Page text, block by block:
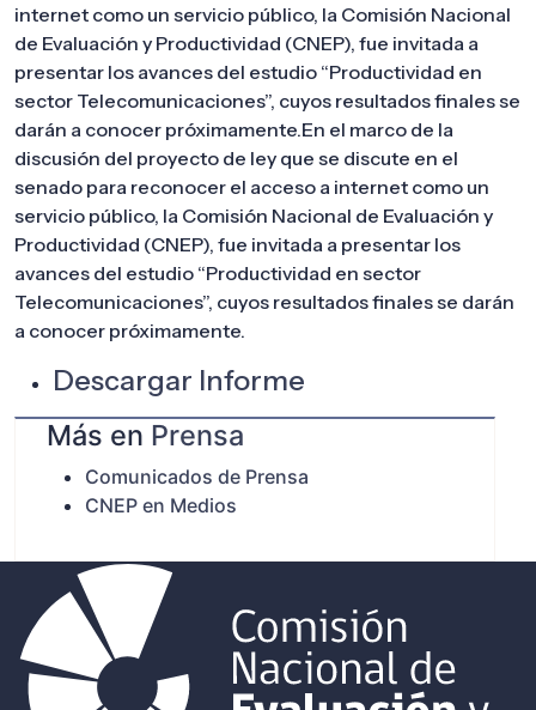
internet como un servicio público, la Comisión Nacional
de Evaluación y Productividad (CNEP), fue invitada a
presentar los avances del estudio “Productividad en
sector Telecomunicaciones”, cuyos resultados finales se
darán a conocer próximamente.En el marco de la
discusión del proyecto de ley que se discute en el
senado para reconocer el acceso a internet como un
servicio público, la Comisión Nacional de Evaluación y
Productividad (CNEP), fue invitada a presentar los
avances del estudio “Productividad en sector
Telecomunicaciones”, cuyos resultados finales se darán
a conocer próximamente.
Descargar Informe
Más en Prensa
Comunicados de Prensa
CNEP en Medios